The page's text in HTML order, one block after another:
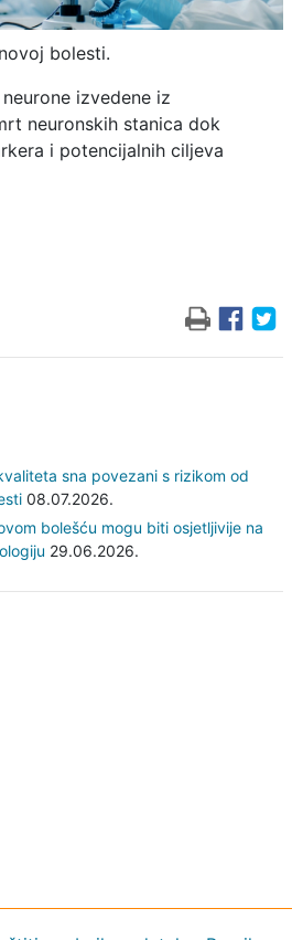
bolesti.
izvedene iz
neuronskih stanica dok
i potencijalnih ciljeva
sna povezani s rizikom od
08.07.2026.
bolešću mogu biti osjetljivije na
29.06.2026.